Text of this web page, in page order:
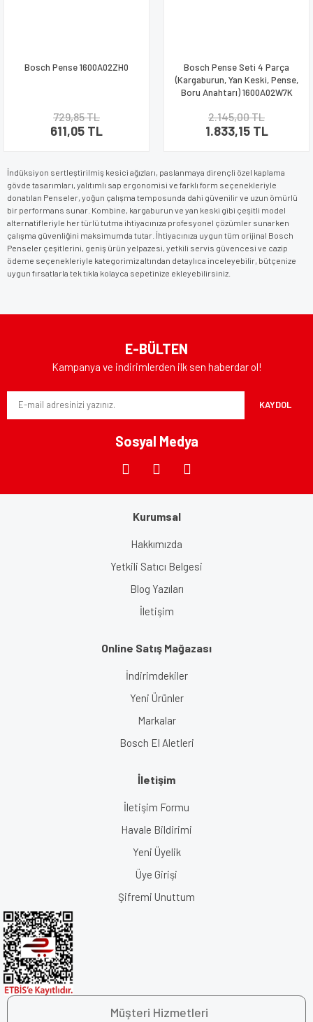
Bosch Pense 1600A02ZH0
729,85 TL
611,05 TL
Bosch Pense Seti 4 Parça
(Kargaburun, Yan Keski, Pense,
Boru Anahtarı) 1600A02W7K
2.145,00 TL
1.833,15 TL
İndüksiyon sertleştirilmiş kesici ağızları, paslanmaya dirençli özel kaplama
gövde tasarımları, yalıtımlı sap ergonomisi ve farklı form seçenekleriyle
donatılan Penseler, yoğun çalışma temposunda dahi güvenilir ve uzun ömürlü
bir performans sunar. Kombine, kargaburun ve yan keski gibi çeşitli model
alternatifleriyle her türlü tutma ihtiyacınıza profesyonel çözümler sunarken
çalışma güvenliğini maksimumda tutar. İhtiyacınıza uygun tüm orijinal Bosch
Penseler çeşitlerini, geniş ürün yelpazesi, yetkili servis güvencesi ve cazip
ödeme seçenekleriyle kategorimiz altından detaylıca inceleyebilir, bütçenize
uygun fırsatlarla tek tıkla kolayca sepetinize ekleyebilirsiniz.
E-BÜLTEN
Kampanya ve indirimlerden ilk sen haberdar ol!
KAYDOL
Sosyal Medya
Kurumsal
Hakkımızda
Yetkili Satıcı Belgesi
Blog Yazıları
İletişim
Online Satış Mağazası
İndirimdekiler
Yeni Ürünler
Markalar
Bosch El Aletleri
İletişim
İletişim Formu
Havale Bildirimi
Yeni Üyelik
Üye Girişi
Şifremi Unuttum
Müşteri Hizmetleri